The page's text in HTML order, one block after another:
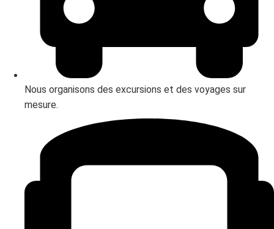
Nous organisons des excursions et des voyages sur
mesure.